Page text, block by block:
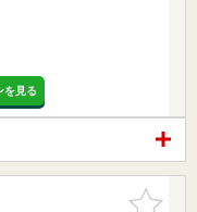
を見る
お気に入